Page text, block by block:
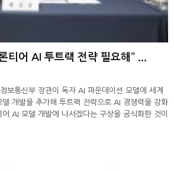
티어 AI 투트랙 전략 필요해” ...
보통신부 장관이 독자 AI 파운데이션 모델에 세계
개발을 추가해 투트랙 전략으로 AI 경쟁력을 강화
AI 모델 개발에 나서겠다는 구상을 공식화한 것이